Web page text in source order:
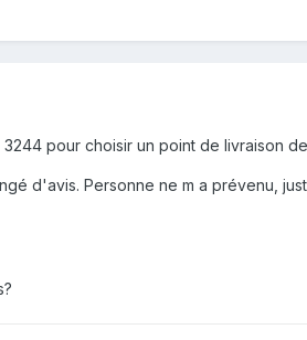
pour choisir un point de livraison
d'avis. Personne ne m a prévenu,